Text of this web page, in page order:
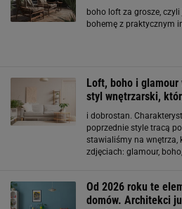
boho loft za grosze,
bohemę z praktycznym
Loft, boho i glamour
styl wnętrzarski,
i dobrostan.
poprzednie style tracą
stawialiśmy na wnętrza,
zdjęciach: glamour,
Od 2026 roku te
domów. Architekci